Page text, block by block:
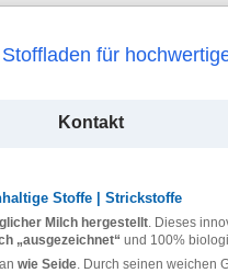
für
Kontakt
Stoffe | Strickstoffe
Milch hergestellt . Dieses
„ausgezeichnet“ und 100%
an wie Seide . Durch seinen weichen